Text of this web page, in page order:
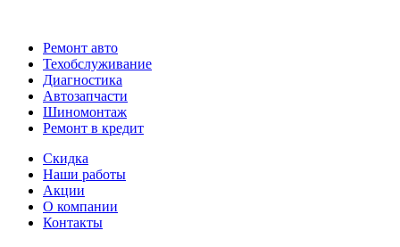
Ремонт авто
Техобслуживание
Диагностика
Автозапчасти
Шиномонтаж
Ремонт в кредит
Скидка
Наши работы
Акции
О компании
Контакты